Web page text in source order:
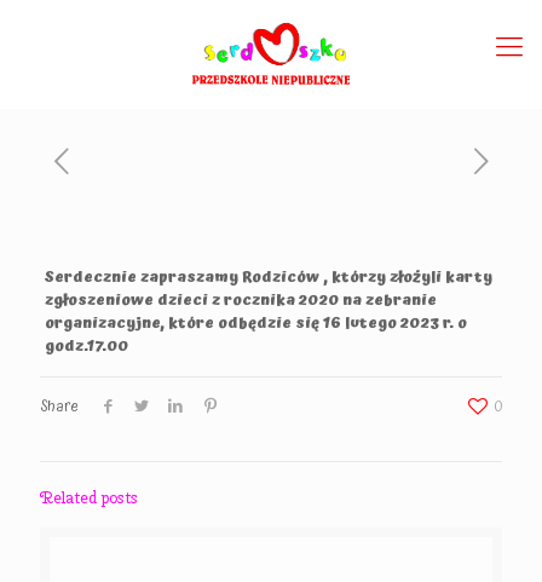
Serdecznie zapraszamy Rodziców , którzy złożyli karty
zgłoszeniowe dzieci z rocznika 2020 na zebranie
organizacyjne, które odbędzie się 16 lutego 2023 r. o
godz.17.00
Share 0
Related posts